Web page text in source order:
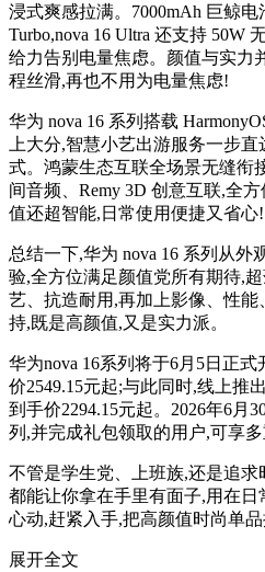
浸式爽感拉满。7000mAh 巨鲸
Turbo,nova 16 Ultra 还支持 50W
给力告别电量焦虑。颜值与实力
程丝滑,再也不用为电量焦虑!
华为 nova 16 系列搭载
上大分,智慧小艺出游服务一步
式。鸿蒙生态互联全场景无缝衔
间音频、Remy 3D 创意互联,全
值还超智能,日常使用便捷又省心!
总结一下,华为 nova 16 系列从外
验,全方位满足颜值党所有期待,
艺、抗造耐用,再加上影像、性
持,既是高颜值,又是实力派。
华为nova 16系列将于6月5日正
价2549.15元起;与此同时,线上推
到手价2294.15元起。2026年6月
列,并完成礼包领取的用户,可享多
不管是学生党、上班族,还是追
都能让你拿在手里有面子,用在
心动,赶紧入手,把高颜值时尚单
展开全文